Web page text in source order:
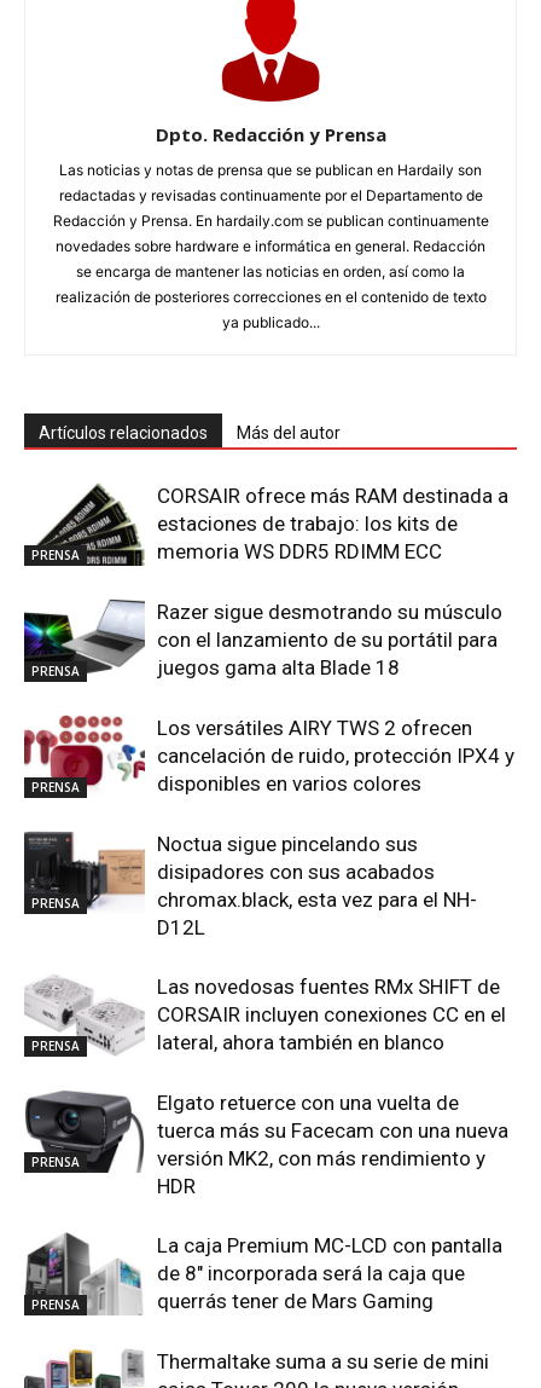
Dpto. Redacción y Prensa
Las noticias y notas de prensa que se publican en Hardaily son
redactadas y revisadas continuamente por el Departamento de
Redacción y Prensa. En hardaily.com se publican continuamente
novedades sobre hardware e informática en general. Redacción
se encarga de mantener las noticias en orden, así como la
realización de posteriores correcciones en el contenido de texto
ya publicado...
Artículos relacionados Más del autor
PRENSA
CORSAIR ofrece más RAM destinada a
estaciones de trabajo: los kits de
memoria WS DDR5 RDIMM ECC
PRENSA
Razer sigue desmotrando su músculo
con el lanzamiento de su portátil para
juegos gama alta Blade 18
PRENSA
Los versátiles AIRY TWS 2 ofrecen
cancelación de ruido, protección IPX4 y
disponibles en varios colores
PRENSA
Noctua sigue pincelando sus
disipadores con sus acabados
chromax.black, esta vez para el NH-
D12L
PRENSA
Las novedosas fuentes RMx SHIFT de
CORSAIR incluyen conexiones CC en el
lateral, ahora también en blanco
PRENSA
Elgato retuerce con una vuelta de
tuerca más su Facecam con una nueva
versión MK2, con más rendimiento y
HDR
PRENSA
La caja Premium MC-LCD con pantalla
de 8″ incorporada será la caja que
querrás tener de Mars Gaming
Thermaltake suma a su serie de mini